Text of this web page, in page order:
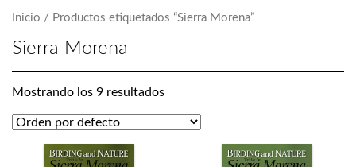
Inicio / Productos etiquetados “Sierra Morena”
Sierra Morena
Mostrando los 9 resultados